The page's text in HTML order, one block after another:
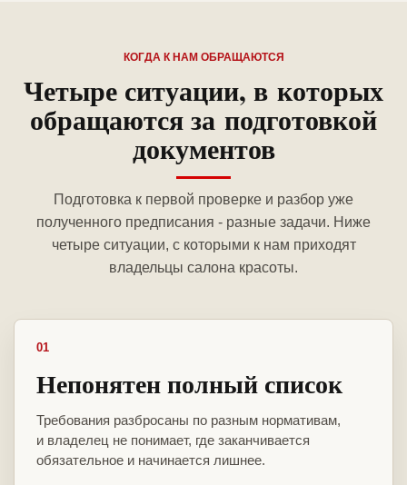
КОГДА К НАМ ОБРАЩАЮТСЯ
Четыре ситуации, в которых
обращаются за подготовкой
документов
Подготовка к первой проверке и разбор уже
полученного предписания - разные задачи. Ниже
четыре ситуации, с которыми к нам приходят
владельцы салона красоты.
01
Непонятен полный список
Требования разбросаны по разным нормативам,
и владелец не понимает, где заканчивается
обязательное и начинается лишнее.